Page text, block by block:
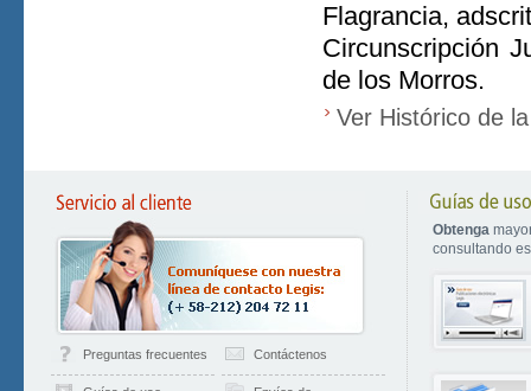
Flagrancia,
Circunscripción
de los Morros.
Ver Histórico de
Preguntas frecuentes Contáctenos
Obtenga
consultando